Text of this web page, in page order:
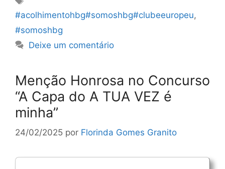
#acolhimentohbg#somoshbg#clubeeuropeu,
#somoshbg
Deixe um comentário
Menção Honrosa no Concurso
“A Capa do A TUA VEZ é
minha”
24/02/2025 por Florinda Gomes Granito